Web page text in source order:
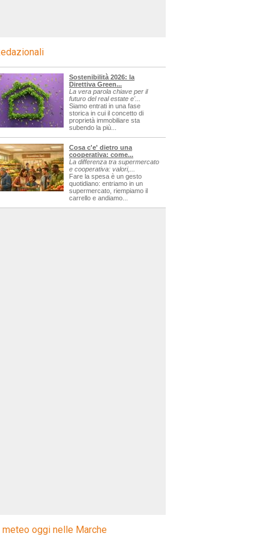
Sostenibilità 2026: la
Direttiva Green...
La vera parola chiave per il
futuro del real estate e'...
Siamo entrati in una fase
storica in cui il concetto di
proprietà immobiliare sta
subendo la più...
Cosa c'e' dietro una
cooperativa: come...
La differenza tra supermercato
e cooperativa: valori,...
Fare la spesa è un gesto
quotidiano: entriamo in un
supermercato, riempiamo il
carrello e andiamo...
meteo oggi nelle Marche